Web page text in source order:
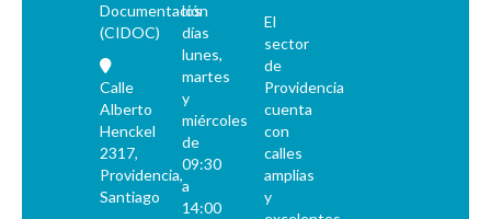
Documentación
(CIDOC)
Calle
Alberto
Henckel
2317,
Providencia,
Santiago
los
días
lunes,
martes
y
miércoles
de
09:30
a
14:00
El
sector
de
Providencia
cuenta
con
calles
amplias
y